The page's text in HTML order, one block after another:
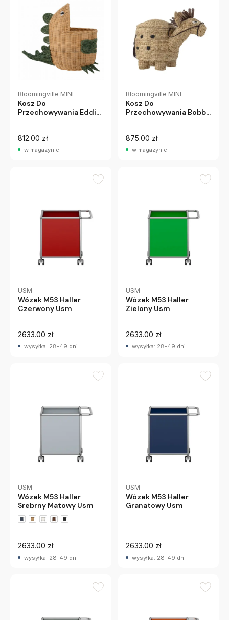
Bloomingville MINI
Kosz Do
Przechowywania Eddi
812.00 zł
w magazynie
Bloomingville MINI
Kosz Do
Przechowywania Bobbi
875.00 zł
w magazynie
USM
Wózek M53 Haller
Czerwony Usm
2633.00 zł
wysyłka: 28-49 dni
USM
Wózek M53 Haller
Zielony Usm
2633.00 zł
wysyłka: 28-49 dni
USM
Wózek M53 Haller
Srebrny Matowy Usm
2633.00 zł
wysyłka: 28-49 dni
USM
Wózek M53 Haller
Granatowy Usm
2633.00 zł
wysyłka: 28-49 dni